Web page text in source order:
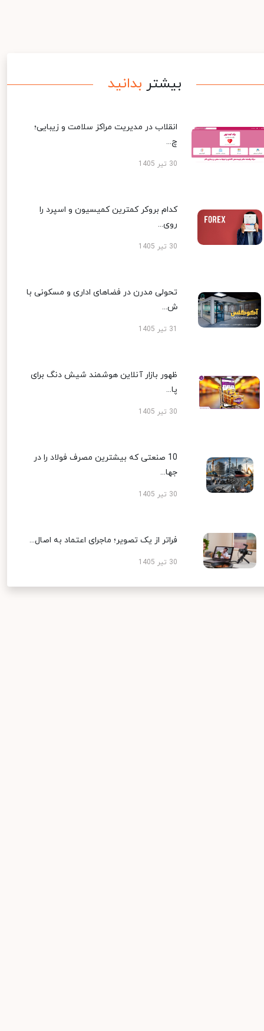
بیشتر بدانید
انقلاب در مدیریت مراکز سلامت و زیبایی؛
چ...
30 تیر 1405
کدام بروکر کمترین کمیسیون و اسپرد را
روی...
30 تیر 1405
تحولی مدرن در فضاهای اداری و مسکونی با
ش...
ظهور بازار آنلاین هوشمند شیش دنگ برای
پا...
30 تیر 1405
10 صنعتی که بیشترین مصرف فولاد را در
جها...
30 تیر 1405
فراتر از یک تصویر؛ ماجرای اعتماد به اصال...
30 تیر 1405